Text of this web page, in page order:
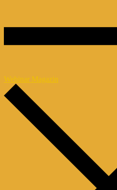
Webinar Magazin